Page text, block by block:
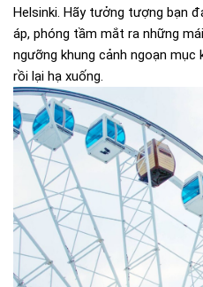
Helsinki. Hãy tưởng tượng bạn
áp, phóng tầm mắt ra những
ngưỡng khung cảnh ngoạn mục
rồi lại hạ xuống.